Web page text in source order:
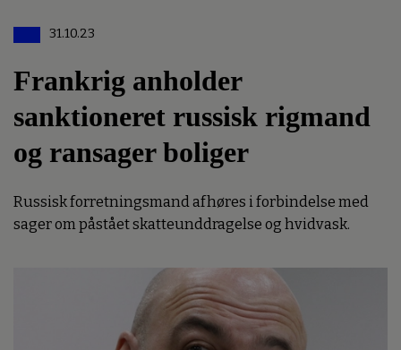
31.10.23
Frankrig anholder
sanktioneret russisk rigmand
og ransager boliger
Russisk forretningsmand afhøres i forbindelse med
sager om påstået skatteunddragelse og hvidvask.